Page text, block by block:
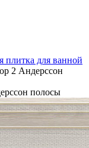
плитка для ванной
2 Андерссон
полосы